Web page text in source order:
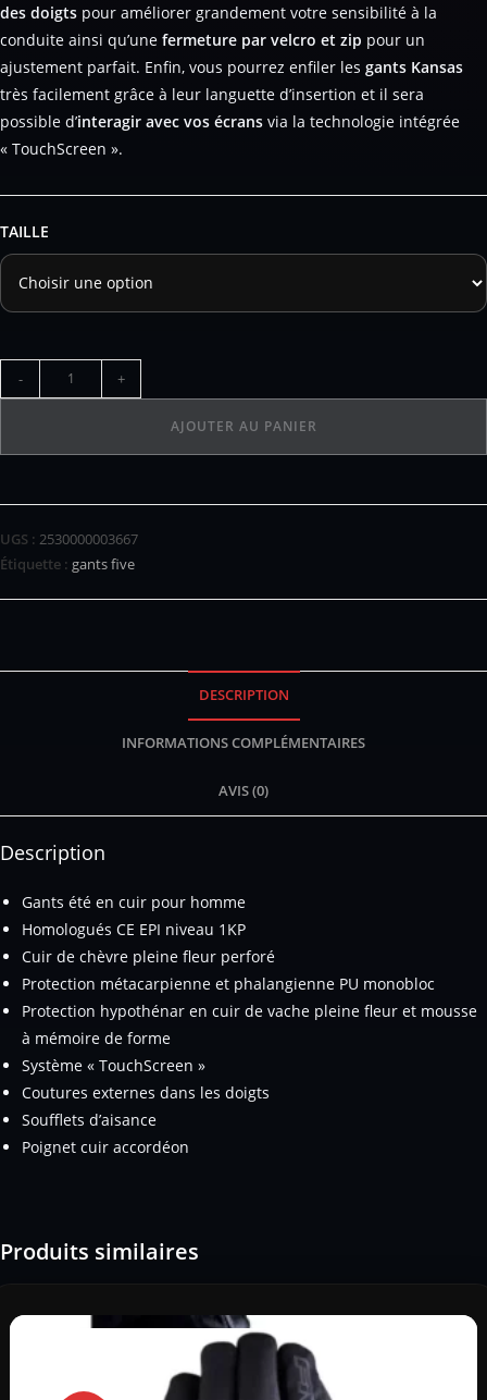
des doigts pour améliorer grandement votre sensibilité à la
conduite ainsi qu’une fermeture par velcro et zip pour un
ajustement parfait. Enfin, vous pourrez enfiler les gants Kansas
très facilement grâce à leur languette d’insertion et il sera
possible d’interagir avec vos écrans via la technologie intégrée
« TouchScreen ».
TAILLE
- +
AJOUTER AU PANIER
UGS : 2530000003667
Étiquette : gants five
DESCRIPTION
INFORMATIONS COMPLÉMENTAIRES
AVIS (0)
Description
Gants été en cuir pour homme
Homologués CE EPI niveau 1KP
Cuir de chèvre pleine fleur perforé
Protection métacarpienne et phalangienne PU monobloc
Protection hypothénar en cuir de vache pleine fleur et mousse
à mémoire de forme
Système « TouchScreen »
Coutures externes dans les doigts
Soufflets d’aisance
Poignet cuir accordéon
Produits similaires